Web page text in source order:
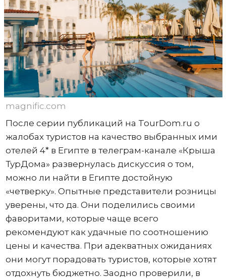
magnific.com
После серии публикаций на TourDom.ru о
жалобах туристов на качество выбранных ими
отелей 4* в Египте в телеграм-канале «Крыша
ТурДома» развернулась дискуссия о том,
можно ли найти в Египте достойную
«четверку». Опытные представители розницы
уверены, что да. Они поделились своими
фаворитами, которые чаще всего
рекомендуют как удачные по соотношению
цены и качества. При адекватных ожиданиях
они могут порадовать туристов, которые хотят
отдохнуть бюджетно. Заодно проверили, в